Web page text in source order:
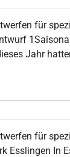
für
Jahr
für
Esslingen In